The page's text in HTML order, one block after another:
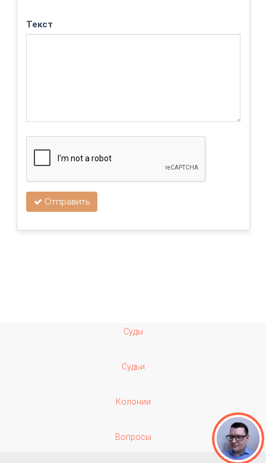
Текст
Отправить
Суды
Судьи
Колонии
Вопросы